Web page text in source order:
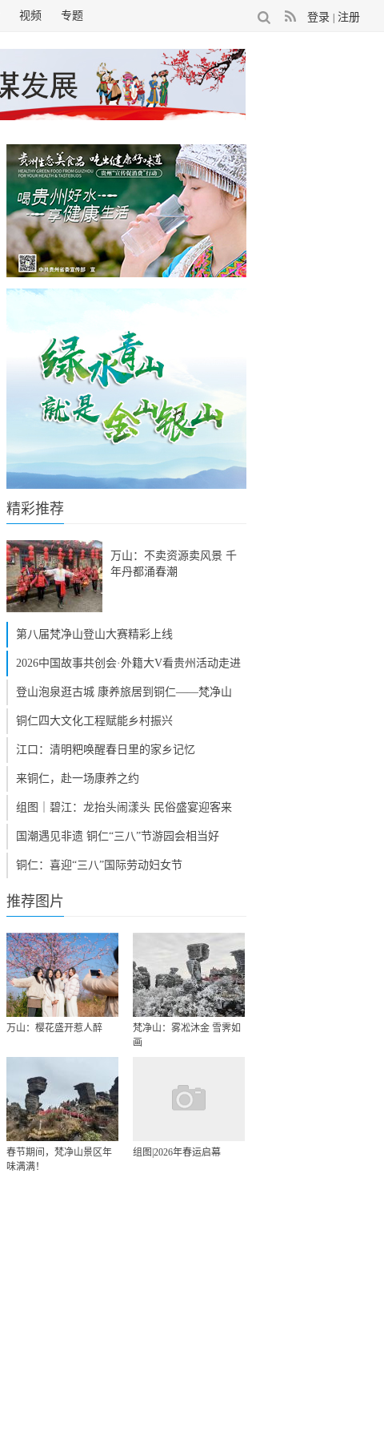
登录 注册
视频 专题
精彩推荐
万山：不卖资源卖风景 千
年丹都涌春潮
第八届梵净山登山大赛精彩上线
2026中国故事共创会·外籍大V看贵州活动走进
登山泡泉逛古城 康养旅居到铜仁——梵净山
铜仁四大文化工程赋能乡村振兴
江口：清明粑唤醒春日里的家乡记忆
来铜仁，赴一场康养之约
组图｜碧江：龙抬头闹漾头 民俗盛宴迎客来
国潮遇见非遗 铜仁“三八”节游园会相当好
铜仁：喜迎“三八”国际劳动妇女节
推荐图片
万山：樱花盛开惹人醉
梵净山：雾凇沐金 雪霁如
画
春节期间，梵净山景区年
味满满！
组图|2026年春运启幕